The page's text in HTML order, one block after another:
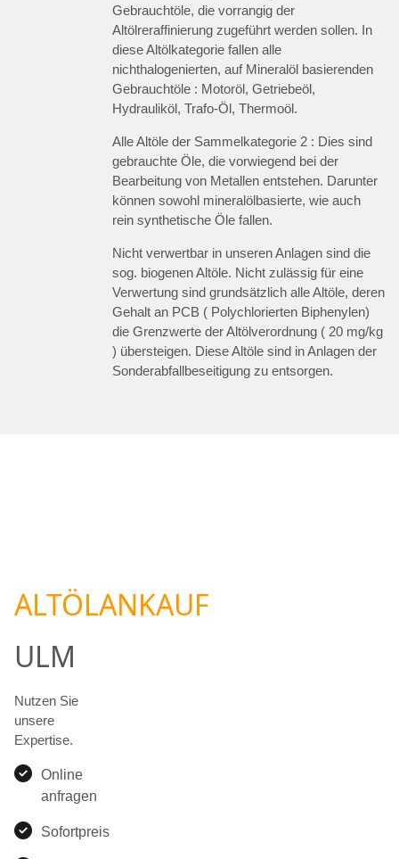
Gebrauchtöle, die vorrangig der
Altölreraffinierung zugeführt werden sollen. In
diese Altölkategorie fallen alle
nichthalogenierten, auf Mineralöl basierenden
Gebrauchtöle : Motoröl, Getriebeöl,
Hydrauliköl, Trafo-Öl, Thermoöl.
Alle Altöle der Sammelkategorie 2 : Dies sind
gebrauchte Öle, die vorwiegend bei der
Bearbeitung von Metallen entstehen. Darunter
können sowohl mineralölbasierte, wie auch
rein synthetische Öle fallen.
Nicht verwertbar in unseren Anlagen sind die
sog. biogenen Altöle. Nicht zulässig für eine
Verwertung sind grundsätzlich alle Altöle, deren
Gehalt an PCB ( Polychlorierten Biphenylen)
die Grenzwerte der Altölverordnung ( 20 mg/kg
) übersteigen. Diese Altöle sind in Anlagen der
Sonderabfallbeseitigung zu entsorgen.
ALTÖLANKAUF
ULM
Nutzen Sie
unsere
Expertise.
Online
anfragen
Sofortpreis